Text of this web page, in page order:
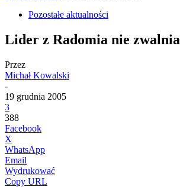
Pozostałe aktualności
Lider z Radomia nie zwalnia
Przez
Michał Kowalski
-
19 grudnia 2005
3
388
Facebook
X
WhatsApp
Email
Wydrukować
Copy URL